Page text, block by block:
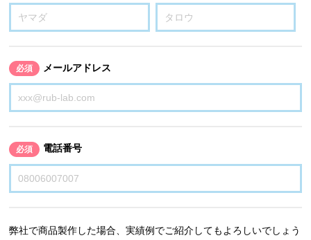
必須 メールアドレス
必須 電話番号
弊社で商品製作した場合、実績例でご紹介してもよろしいでしょう